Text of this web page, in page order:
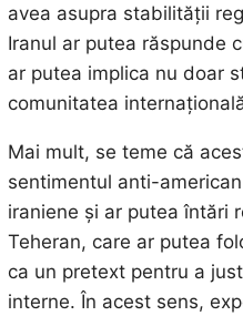
avea asupra stabilității
Iranul ar putea răspunde
ar putea implica nu doar
comunitatea
Mai mult, se teme că
sentimentul anti-
iraniene și ar putea întări
Teheran, care ar putea
ca un pretext pentru a
interne. În acest sens,